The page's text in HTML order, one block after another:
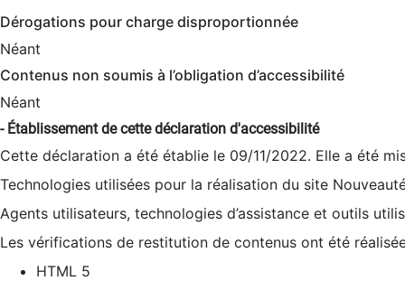
Dérogations pour charge disproportionnée
Néant
Contenus non soumis à l’obligation d’accessibilité
Néant
- Établissement de cette déclaration d'accessibilité
Cette déclaration a été établie le 09/11/2022. Elle a été
Technologies utilisées pour la réalisation du site
Agents utilisateurs, technologies d’assistance et outils
Les vérifications de restitution de contenus ont été
HTML 5